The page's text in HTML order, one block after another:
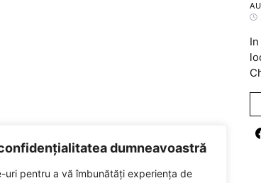
dumneavoastră
uri pentru a vă îmbunătăți experiența de